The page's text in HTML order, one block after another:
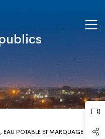
POTABLE ET MARQUAGE